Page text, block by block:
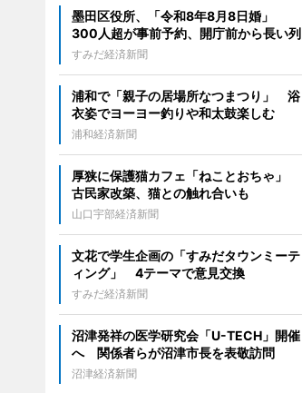
墨田区役所、「令和8年8月8日婚」
300人超が事前予約、開庁前から長い列
すみだ経済新聞
浦和で「親子の居場所なつまつり」 浴
衣姿でヨーヨー釣りや和太鼓楽しむ
浦和経済新聞
厚狭に保護猫カフェ「ねことおちゃ」
古民家改築、猫との触れ合いも
山口宇部経済新聞
文花で学生企画の「すみだタウンミーテ
ィング」 4テーマで意見交換
すみだ経済新聞
沼津発祥の医学研究会「U-TECH」開催
へ 関係者らが沼津市長を表敬訪問
沼津経済新聞